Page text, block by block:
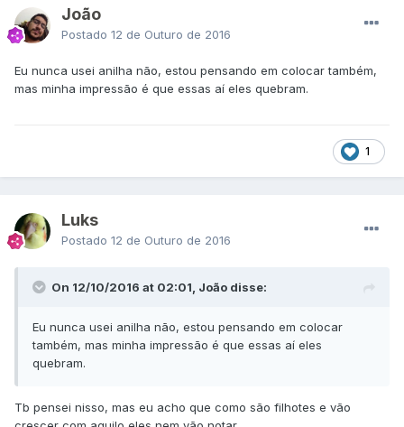
João
Postado 12 de Outuro de 2016
Eu nunca usei anilha não, estou pensando em colocar também,
mas minha impressão é que essas aí eles quebram.
1
Luks
Postado 12 de Outuro de 2016
On 12/10/2016 at 02:01, João disse:
Eu nunca usei anilha não, estou pensando em colocar
também, mas minha impressão é que essas aí eles
quebram.
Tb pensei nisso, mas eu acho que como são filhotes e vão